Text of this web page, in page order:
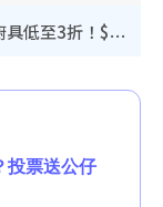
廚具優惠｜普樂氏/意美廚/Buffalo廚具低至3折！$89起買煎鍋／炒鑊／個人鍋 同場小家電激減至$99起